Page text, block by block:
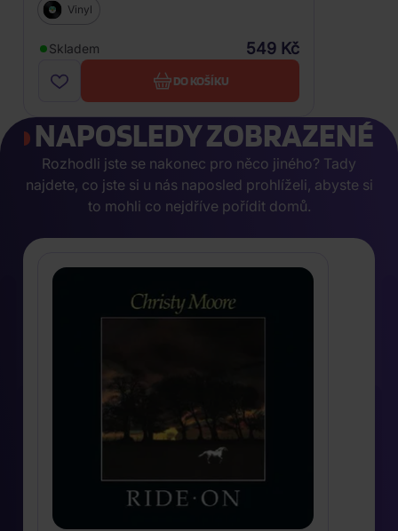
Vinyl
Skladem 549 Kč
DO KOŠÍKU
NAPOSLEDY ZOBRAZENÉ
Rozhodli jste se nakonec pro něco jiného? Tady
najdete, co jste si u nás naposled prohlíželi, abyste si
to mohli co nejdříve pořídit domů.